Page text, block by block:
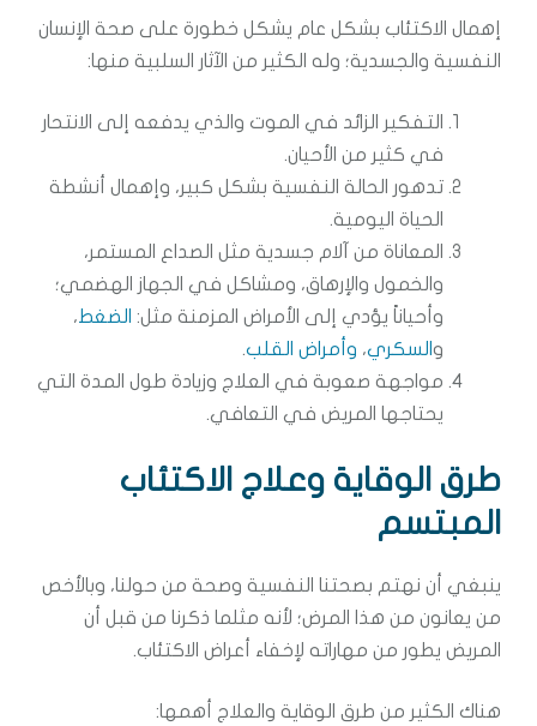
إهمال الاكتئاب بشكل عام يشكل خطورة على صحة الإنسان
النفسية والجسدية؛ وله الكثير من الآثار السلبية منها:
التفكير الزائد في الموت والذي يدفعه إلى الانتحار
في كثير من الأحيان.
تدهور الحالة النفسية بشكل كبير، وإهمال أنشطة
الحياة اليومية.
المعاناة من آلام جسدية مثل الصداع المستمر،
والخمول والإرهاق، ومشاكل في الجهاز الهضمي؛
وأحياناً يؤدي إلى الأمراض المزمنة مثل: الضغط،
و السكري، وأمراض القلب.
مواجهة صعوبة في العلاج وزيادة طول المدة التي
يحتاجها المريض في التعافي.
طرق الوقاية وعلاج الاكتئاب
المبتسم
ينبغي أن نهتم بصحتنا النفسية وصحة من حولنا، وبالأخص
من يعانون من هذا المرض؛ لأنه مثلما ذكرنا من قبل أن
المريض يطور من مهاراته لإخفاء أعراض الاكتئاب.
هناك الكثير من طرق الوقاية والعلاج أهمها: